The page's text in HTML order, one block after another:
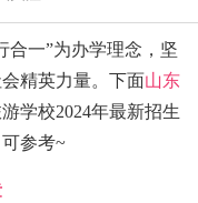
合一”为办学理念，坚
精英力量。下面山东
学校2024年最新招生
参考~